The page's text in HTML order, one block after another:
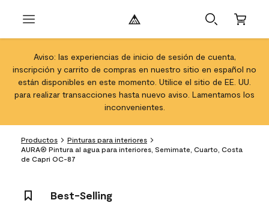
Aviso: las experiencias de inicio de sesión de cuenta,
inscripción y carrito de compras en nuestro sitio en español no
están disponibles en este momento. Utilice el sitio de EE. UU.
para realizar transacciones hasta nuevo aviso. Lamentamos los
inconvenientes.
Productos
Pinturas para interiores
AURA® Pintura al agua para interiores, Semimate, Cuarto, Costa
de Capri OC-87
Best-Selling